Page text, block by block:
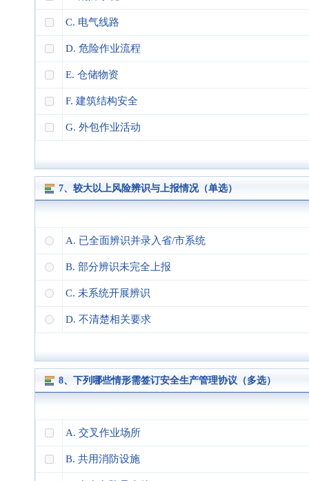
C. 电气线路
D. 危险作业流程
E. 仓储物资
F. 建筑结构安全
G. 外包作业活动
7、较大以上风险辨识与上报情况（单选）
A. 已全面辨识并录入省/市系统
B. 部分辨识未完全上报
C. 未系统开展辨识
D. 不清楚相关要求
8、下列哪些情形需签订安全生产管理协议（多选）
A. 交叉作业场所
B. 共用消防设施